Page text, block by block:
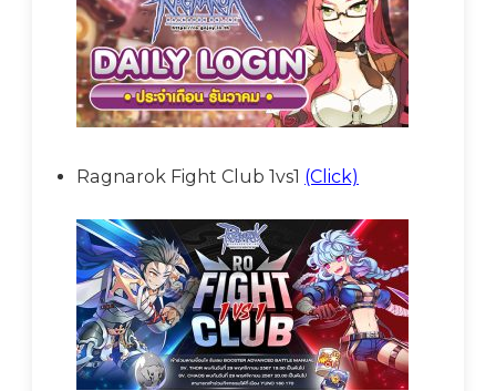
Ragnarok Fight Club 1vs1 (Click)